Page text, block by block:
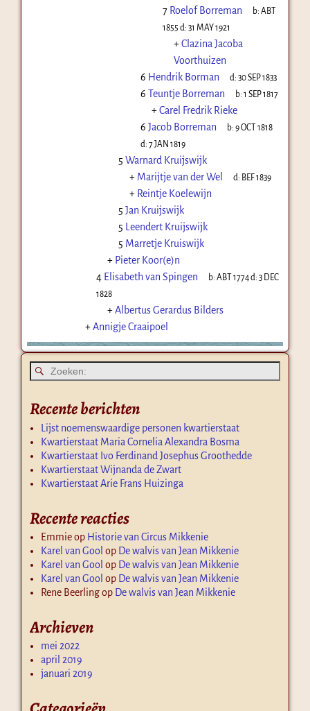
7 Roelof Borreman b:ABT
1855 d: 31 MAY 1921
+Clazina Jacoba
Voorthuizen
6 Hendrik Borman d:30 SEP 1833
6 Teuntje Borreman b:1 SEP 1817
+Carel Fredrik Rieke
6 Jacob Borreman b:9 OCT 1818
d: 7 JAN 1819
5 Warnard Kruijswijk
+ Marijtje van der Wel d: BEF 1839
+ Reintje Koelewijn
5 Jan Kruijswijk
5 Leendert Kruijswijk
5 Marretje Kruiswijk
+ Pieter Koor(e)n
4 Elisabeth van Spingen b:ABT 1774d:3 DEC
1828
+Albertus Gerardus Bilders
+Annigje Craaipoel
Recente berichten
Lijst noemenswaardige personen kwartierstaat
Kwartierstaat Maria Cornelia Alexandra Bosma
Kwartierstaat Ivo Ferdinand Josephus Groothedde
Kwartierstaat Wijnanda de Zwart
Kwartierstaat Arie Frans Huizinga
Recente reacties
Emmieop Historie van Circus Mikkenie
Karel van Gool op De walvis van Jean Mikkenie
Karel van Gool op De walvis van Jean Mikkenie
Karel van Gool op De walvis van Jean Mikkenie
Rene Beerlingop De walvis van Jean Mikkenie
Archieven
mei 2022
april 2019
januari 2019